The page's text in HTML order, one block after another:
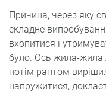
Причина, через яку
складне
вхопитися і
було. Ось жила-жила
потім раптом
напружитися,